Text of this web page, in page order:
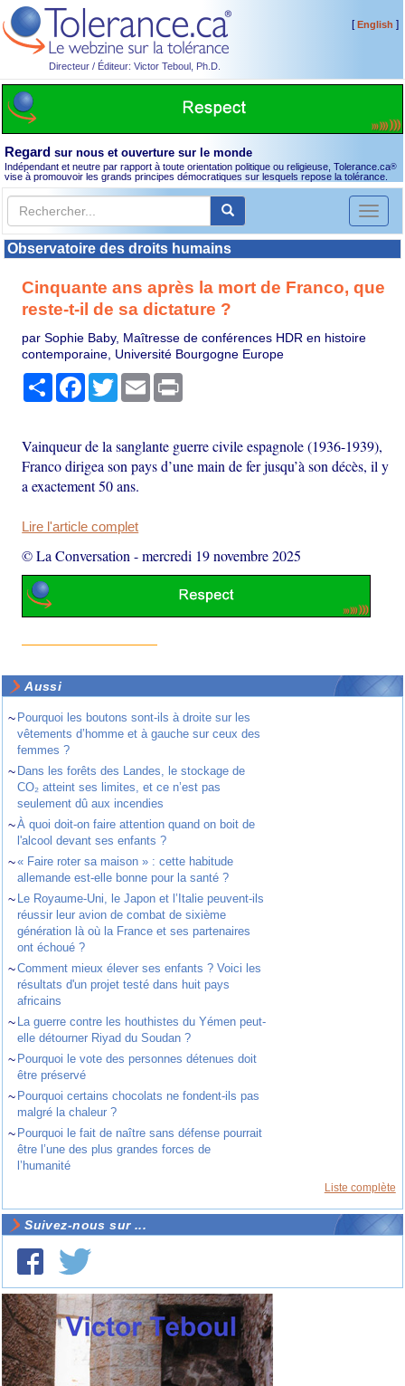
Directeur / Éditeur: Victor Teboul, Ph.D.
[English ]
Regard sur nous et ouverture sur le monde
Indépendant et neutre par rapport à toute orientation politique ou religieuse, Tolerance.ca®
vise à promouvoir les grands principes démocratiques sur lesquels repose la tolérance.
Toggle
Observatoire des droits humains
Cinquante ans après la mort de Franco, que
reste-t-il de sa dictature ?
par Sophie Baby, Maîtresse de conférences HDR en histoire
contemporaine, Université Bourgogne Europe
PartagerFacebook
TwitterEmail
Vainqueur de la sanglante guerre civile espagnole (1936-1939),
Franco dirigea son pays d’une main de fer jusqu’à son décès, il y
a exactement 50 ans.
Lire l'article complet
© La Conversation -mercredi 19 novembre 2025
Aussi
~ Pourquoi les boutons sont-ils à droite sur les
vêtements d’homme et à gauche sur ceux des
femmes ?
~ Dans les forêts des Landes, le stockage de
CO₂ atteint ses limites, et ce n’est pas
seulement dû aux incendies
~À quoi doit-on faire attention quand on boit de
l'alcool devant ses enfants ?
~« Faire roter sa maison » : cette habitude
allemande est-elle bonne pour la santé ?
~ Le Royaume-Uni, le Japon et l’Italie peuvent-ils
réussir leur avion de combat de sixième
génération là où la France et ses partenaires
ont échoué ?
~Comment mieux élever ses enfants ? Voici les
résultats d'un projet testé dans huit pays
africains
~ La guerre contre les houthistes du Yémen peut-
elle détourner Riyad du Soudan ?
~ Pourquoi le vote des personnes détenues doit
être préservé
~ Pourquoi certains chocolats ne fondent-ils pas
malgré la chaleur ?
~ Pourquoi le fait de naître sans défense pourrait
être l’une des plus grandes forces de
l’humanité
Liste complète
Suivez-nous sur ...